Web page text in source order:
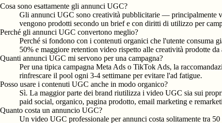
Cosa sono esattamente gli annunci UGC?
Gli annunci UGC sono creatività pubblicitarie — principalmente
vengono prodotti secondo un brief e con diritti di utilizzo per
Perché gli annunci UGC convertono meglio?
Perché si fondono con i contenuti organici che l'utente consuma
50% e maggiore retention video rispetto alle creatività prodotte da
Quanti annunci UGC mi servono per una campagna?
Per una tipica campagna Meta Ads o TikTok Ads, la
rinfrescare il pool ogni 3-4 settimane per evitare l'ad fatigue.
Posso usare i contenuti UGC anche in modo organico?
Sì. La maggior parte dei brand riutilizza i video UGC sia sui
paid social, organico, pagina prodotto, email marketing e
Quanto costa un annuncio UGC?
Un video UGC professionale per annunci costa solitamente tra